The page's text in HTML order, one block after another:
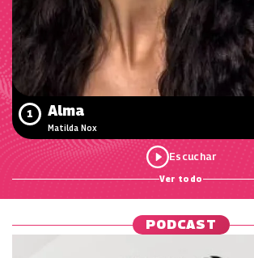
1
Matilda Nox
Alma
Ver todo
PODCAST